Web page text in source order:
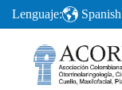
Lenguaje: